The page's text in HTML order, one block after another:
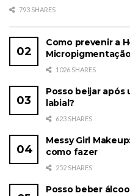
793 SHARES
Como prevenir a
1026 SHARES
Posso beijar
labial?
623 SHARES
Messy Girl
como fazer
252 SHARES
Posso beber